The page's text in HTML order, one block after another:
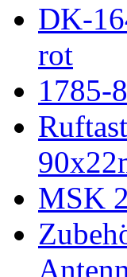
DK-
rot
1785-
MSK